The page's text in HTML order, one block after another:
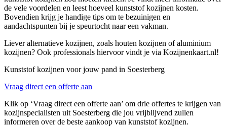
de vele voordelen en leest hoeveel kunststof kozijnen kosten.
Bovendien krijg je handige tips om te bezuinigen en
aandachtspunten bij je speurtocht naar een vakman.
Liever alternatieve kozijnen, zoals houten kozijnen of aluminium
kozijnen? Ook professionals hiervoor vindt je via Kozijnenkaart.nl!
Kunststof kozijnen voor jouw pand in Soesterberg
Vraag direct een offerte aan
Klik op ‘Vraag direct een offerte aan’ om drie offertes te krijgen van
kozijnspecialisten uit Soesterberg die jou vrijblijvend zullen
informeren over de beste aankoop van kunststof kozijnen.